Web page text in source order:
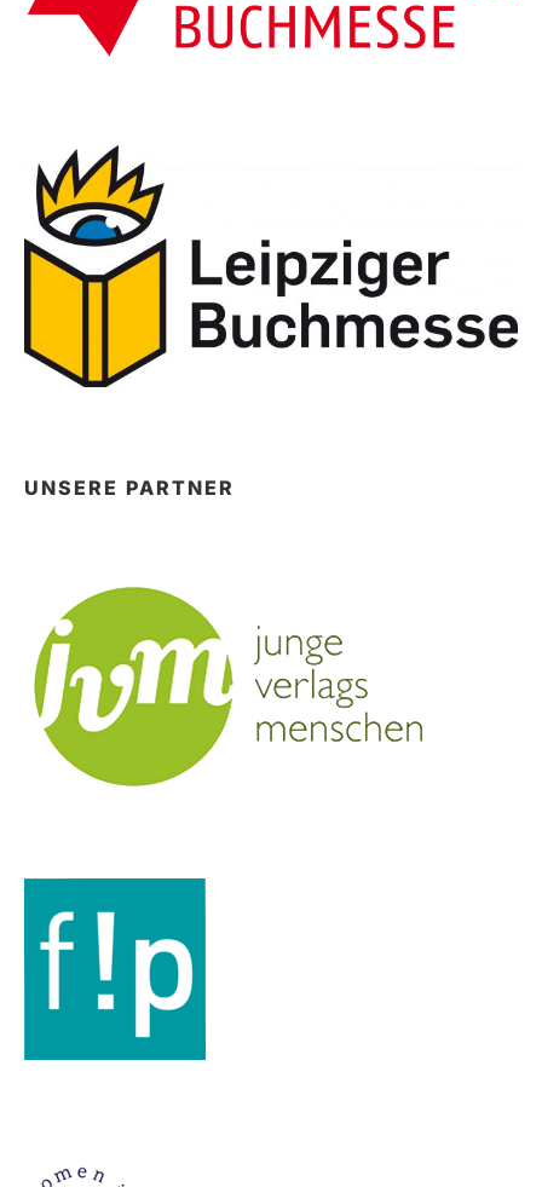
UNSERE PARTNER